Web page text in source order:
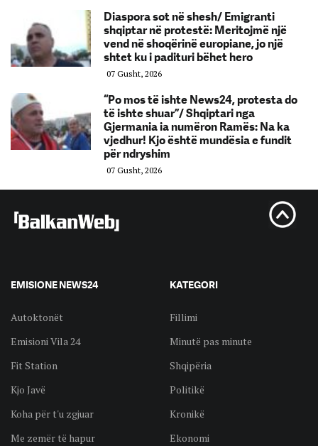
Diaspora sot në shesh/ Emigranti
shqiptar në protestë: Meritojmë një
vend në shoqërinë europiane, jo një
shtet ku i padituri bëhet hero
07 Gusht, 2026
“Po mos të ishte News24, protesta do
të ishte shuar”/ Shqiptari nga
Gjermania ia numëron Ramës: Na ka
vjedhur! Kjo është mundësia e fundit
për ndryshim
07 Gusht, 2026
EMISIONE NEWS24
Autoktonët
Emisioni Vila 24
Fit Station
Kjo Javë
Koha për t'u zgjuar
Me zemër të hapur
KATEGORI
Fillimi
Minutë pas minute
Shqipëria
Politikë
Kronikë
Ekonomi